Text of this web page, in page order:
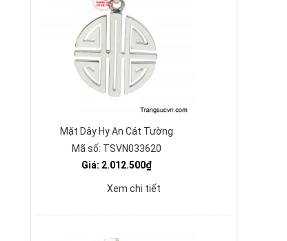
Mặt Dây Hy An Cát Tường
Mã số: TSVN033620
Giá: 2.012.500₫
Xem chi tiết